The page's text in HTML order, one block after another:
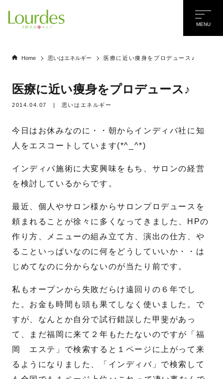
MENU
Home 思いはエネルギー 医療に近い痩身をプロデュース♪
医療に近い痩身をプロデュース♪
2014.04.07 | 思いはエネルギー
今日はお休みなのに・・朝からインディバ社に知
人をエスコートしています(*^_^*)
インディバ施術に大変興味をもち、サロンの経営
を検討しているからです。
最近、個人やサロン様からサロンプロデュースを
頼まれることが徐々に多くなってきました、HPの
作り方、メニューの組み立て方、演出の仕方、や
ることいっぱいなのに何をどうしていいか・・は
じめてなのに分からないのが当たり前です。
私もオープンから失敗だらけ遠回りの６年でし
た。お金も時間も頭も果てしなく使いました。で
すが、なんとか自分で試行錯誤した甲斐があっ
て、まだ福岡に来て２年もたたないのですが「福
岡 エステ」で検索すると１ページに上がって来
るようになりました、「インディバ」で検索して
名前 *
名 姓
電話番号*
お問合せ内容